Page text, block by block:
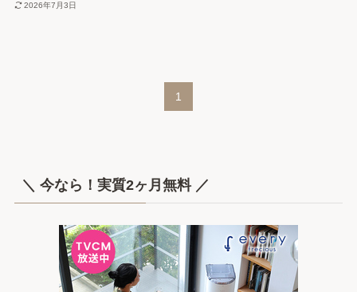
2026年7月3日
1
＼ 今なら！実質2ヶ月無料 ／